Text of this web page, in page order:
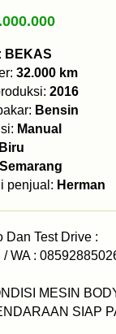
BEKAS
32.000 km
2016
Bensin
Manual
Biru
Semarang
penjual: Herman
Dan Test Drive :
/ WA :
MESIN
SIAP